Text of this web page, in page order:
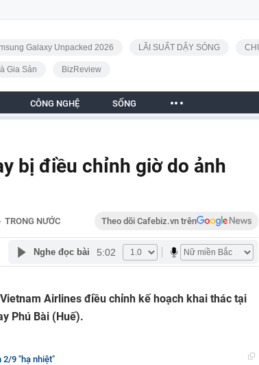
Galaxy Unpacked 2026 LÃI SUẤT DẬY SÓNG
Gia Sản BizReview
CÔNG NGHỆ SỐNG
bị điều chỉnh giờ do ảnh
TRONG NƯỚC Theo dõi Cafebiz.vn trên
Nghe đọc bài 5:02
Airlines điều chỉnh kế hoạch khai thác tại
Phú Bài (Huế).
2/9 "hạ nhiệt"